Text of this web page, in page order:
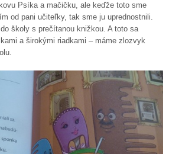
Psíka a mačičku, ale keďže toto sme
od pani učiteľky, tak sme ju uprednostnili.
školy s prečítanou knižkou. A toto sa
a širokými riadkami – máme zlozvyk